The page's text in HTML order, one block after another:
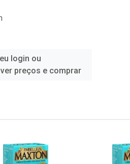
login ou
preços e comprar